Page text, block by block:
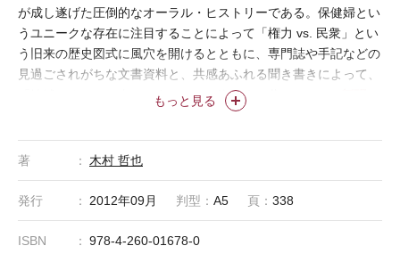
もっと見る
が成し遂げた圧倒的なオーラル・ヒストリーである。保健婦とい
うユニークな存在に注目することによって「権力 vs. 民衆」とい
う旧来の歴史図式に風穴を開けるとともに、専門誌や手記などの
見過ごされがちな文書資料と、共感あふれる聞き書きによって、
「地域をまるごと支えた人たち」の姿を今に蘇らせる。
《受胎調節指導の時は、説得力があるよう老
け作りをした、など興味ふかい話が目白押し。》－出久根達郎
（作家）
（『朝日新聞』2012年9月23日 書評欄・
BOOK.asahi.comより）《「駐在保健婦が見た戦後 地域医療を
支えた存在、聞き取りで往時の生活探る」……こうした研究の成
果を、このほど『駐在保健婦の時代』（医学書院）という本にま
とめた。……彼女たちの活動は今後の日本の医療、福祉、保険衛
著 木村 哲也
発行 2012年09月 判型： A5 頁： 338
ISBN 978-4-260-01678-0